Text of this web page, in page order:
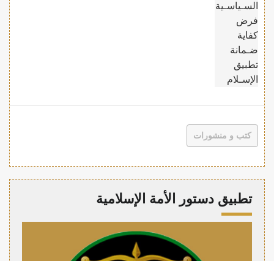
السـياسـية
فرض
كفاية
ضـمانة
تطبيق
الإسـلام
كتب و منشورات
تطبيق دستور الأمة الإسلامية